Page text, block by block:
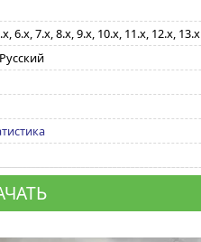
6.x, 7.x, 8.x, 9.x, 10.x, 11.x, 12.x, 13.x